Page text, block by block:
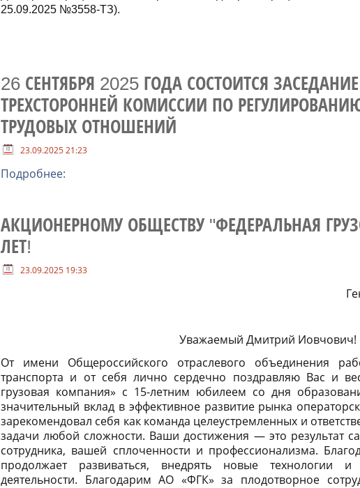
25.09.2025 №3558-ТЗ).
26 СЕНТЯБРЯ 2025 ГОДА СОСТОИТСЯ
ТРЕХСТОРОННЕЙ КОМИССИИ ПО
ТРУДОВЫХ ОТНОШЕНИЙ
23.09.2025 21:23
Подробнее:
АКЦИОНЕРНОМУ ОБЩЕСТВУ "ФЕДЕРАЛЬНАЯ
ЛЕТ!
23.09.2025 19:33
Уважаемый Дмитрий Иовчович!
От имени Общероссийского отраслевого объединения
транспорта и от себя лично сердечно поздравляю Вас и
грузовая компания» с 15-летним юбилеем со дня
значительный вклад в эффективное развитие рынка
зарекомендовал себя как команда целеустремленных и
задачи любой сложности. Ваши достижения — это результат
сотрудника, вашей сплоченности и профессионализма.
продолжает развиваться, внедрять новые технологии
деятельности. Благодарим АО «ФГК» за плодотворное